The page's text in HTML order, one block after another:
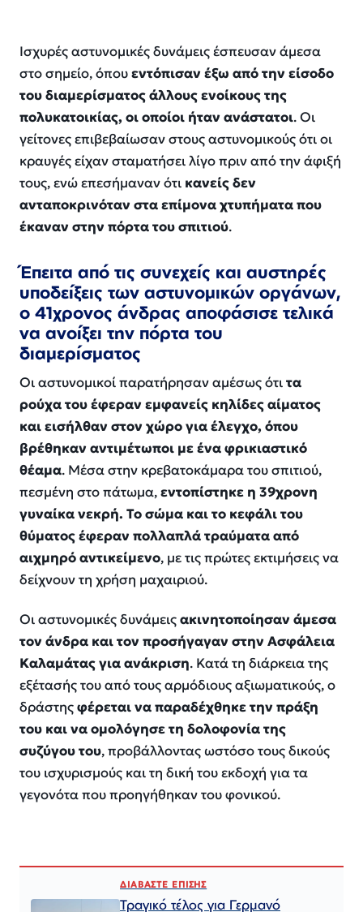
Ισχυρές αστυνομικές δυνάμεις έσπευσαν άμεσα
στο σημείο, όπουεντόπισαν έξω από την είσοδο
του διαμερίσματος άλλους ενοίκους της
πολυκατοικίας, οι οποίοι ήταν ανάστατοι. Οι
γείτονες επιβεβαίωσαν στους αστυνομικούς ότι οι
κραυγές είχαν σταματήσει λίγο πριν από την άφιξή
τους, ενώ επεσήμαναν ότι κανείς δεν
ανταποκρινόταν στα επίμονα χτυπήματα που
έκαναν στην πόρτα του σπιτιού.
Έπειτα από τις συνεχείς και αυστηρές
υποδείξεις των αστυνομικών οργάνων,
ο 41χρονος άνδρας αποφάσισε τελικά
να ανοίξει την πόρτα του
διαμερίσματος
Οι αστυνομικοί παρατήρησαν αμέσως ότιτα
ρούχα του έφεραν εμφανείς κηλίδες αίματος
και εισήλθαν στον χώρο για έλεγχο, όπου
βρέθηκαν αντιμέτωποι με ένα φρικιαστικό
θέαμα. Μέσα στην κρεβατοκάμαρα του σπιτιού,
πεσμένη στο πάτωμα,εντοπίστηκε η 39χρονη
γυναίκα νεκρή. Το σώμα και το κεφάλι του
θύματος έφεραν πολλαπλά τραύματα από
αιχμηρό αντικείμενο, με τις πρώτες εκτιμήσεις να
δείχνουν τη χρήση μαχαιριού.
Οι αστυνομικές δυνάμειςακινητοποίησαν άμεσα
τον άνδρα και τον προσήγαγαν στην Ασφάλεια
Καλαμάτας για ανάκριση. Κατά τη διάρκεια της
εξέτασής του από τους αρμόδιους αξιωματικούς, ο
δράστηςφέρεται να παραδέχθηκε την πράξη
του και να ομολόγησε τη δολοφονία της
συζύγου του, προβάλλοντας ωστόσο τους δικούς
του ισχυρισμούς και τη δική του εκδοχή για τα
γεγονότα που προηγήθηκαν του φονικού.
ΔΙΑΒΑΣΤΕ ΕΠΙΣΗΣ
Τραγικό τέλος για Γερμανό